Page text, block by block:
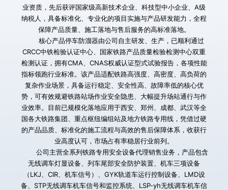
业资质，先后获评国家级高新技术企业、科技型中小企业、A级
纳税人，具备标准化、专业化的项目实施与产品研发能力，全程
保障产品质量、施工落地与售后服务的高标准落地。
CRCC中铁检验认证中心、国家铁路产品质量检验检测中心双重
检测认证，拥有CMA、CNAS权威认证型式试验报告，各项性能
指标领跑行业标准。该产品适配铁路高强度、高密度、高负荷的
复杂作业场景，具备运行稳定、安全性高、故障率低的核心优
势，可有效规避铁路站场作业安全隐患、大幅提升场站通行与作
业效率。目前已规模化落地应用于西安、郑州、成都、武汉等全
国各大铁路集团、重点枢纽编组站及地方铁路专用线，凭借过硬
的产品品质、标准化的施工流程与高效的售后保障体系，收获行
业高度认可，市场占有率稳居行业前列。
无线调车灯显设备、列车尾部安全防护装置、机车三项设备
（LKJ、CIR、机车信号）、GYK轨道车运行控制设备、LMD设
备、STP无线调车机车信号和监控系统、LSP-yh无线调车机车信